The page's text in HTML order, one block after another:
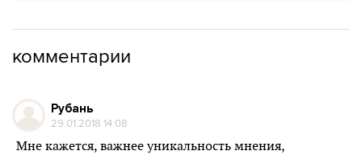
комментарии
Рубань
29.01.2018 14:08
Мне кажется, важнее уникальность мнения,